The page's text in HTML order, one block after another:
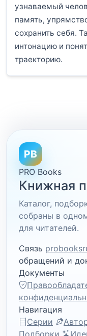
узнаваемый
память,
сохранить себя.
интонацию и
траекторию.
PB
PRO Books
Книжная
Каталог,
собраны в
для читателей.
Связь
обращений и
Документы
Навигация
Серии
Подборки